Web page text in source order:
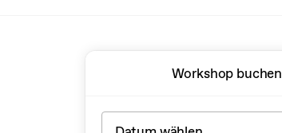
Workshop buchen